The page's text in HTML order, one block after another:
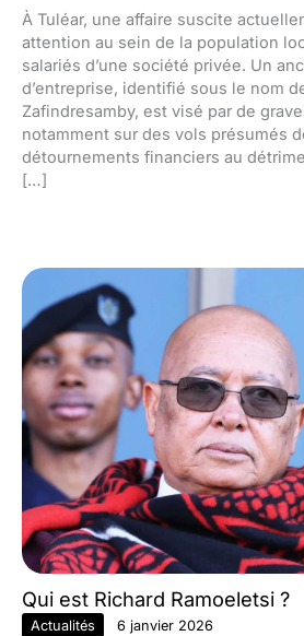
À Tuléar, une affaire suscite
attention au sein de la population
salariés d’une société privée. Un
d’entreprise, identifié sous le nom
Zafindresamby, est visé par de
notamment sur des vols présumés
détournements financiers au
[…]
Qui est Richard Ramoeletsi ?
Actualités 6 janvier 2026